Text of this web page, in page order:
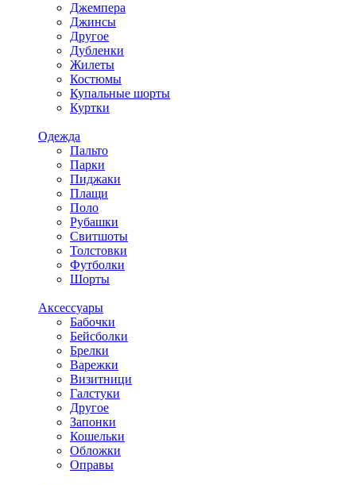
Джемпера
Джинсы
Другое
Дубленки
Жилеты
Костюмы
Купальные шорты
Куртки
Одежда
Пальто
Парки
Пиджаки
Плащи
Поло
Рубашки
Свитшоты
Толстовки
Футболки
Шорты
Аксессуары
Бабочки
Бейсболки
Брелки
Варежки
Визитници
Галстуки
Другое
Запонки
Кошельки
Обложки
Оправы